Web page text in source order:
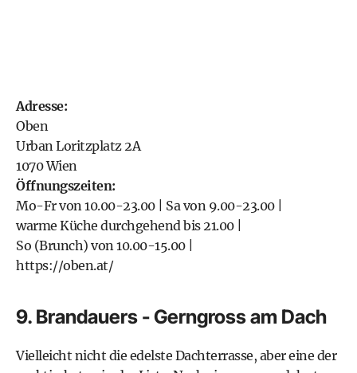
Adresse:
Oben
Urban Loritzplatz 2A
1070 Wien
Öffnungszeiten:
Mo-Fr von 10.00-23.00 | Sa von 9.00-23.00 |
warme Küche durchgehend bis 21.00 |
So (Brunch) von 10.00-15.00 |
https://oben.at/
9. Brandauers - Gerngross am Dach
Vielleicht nicht die edelste Dachterrasse, aber eine der